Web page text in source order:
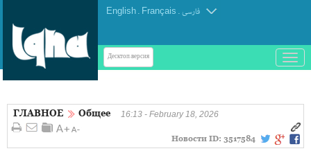
English . Français . فارسی
Десктоп-версия
باز
و
کردن
ГЛАВНОЕ Общее 16:13 - February 18, 2026
Новости ID: 3517584